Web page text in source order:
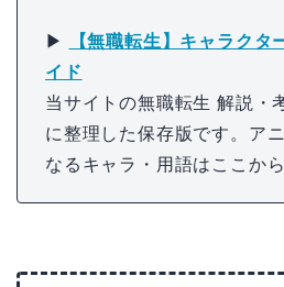
▶
【無職転生】キャラクタ
イド
当サイトの無職転生 解説・
に整理した保存版です。ア
なるキャラ・用語はここから